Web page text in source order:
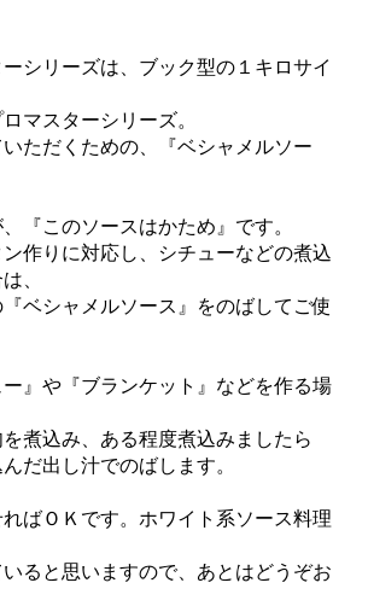
シリーズは、ブック型の１キロサイ
マスターシリーズ。
ただくための、『ベシャメルソー
『このソースはかため』です。
作りに対応し、シチューなどの煮込
、
ベシャメルソース』をのばしてご使
ー』や『ブランケット』などを作る場
煮込み、ある程度煮込みましたら
だ出し汁でのばします。
ばＯＫです。ホワイト系ソース料理
ると思いますので、あとはどうぞお